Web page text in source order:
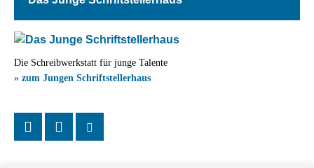
Die Schreibwerkstatt für junge Talente
» zum Jungen Schriftstellerhaus